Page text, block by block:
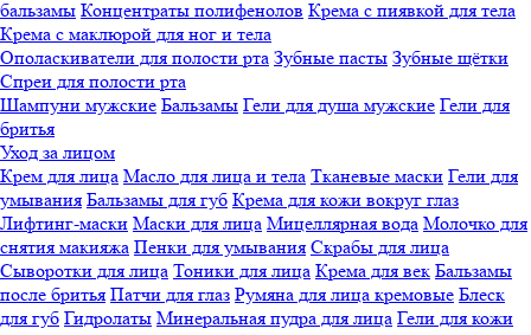
бальзамы Концентраты полифенолов Крема с пиявкой для тела
Крема с маклюрой для ног и тела
Ополаскиватели для полости рта Зубные пасты Зубные щётки
Спреи для полости рта
Шампуни мужские Бальзамы Гели для душа мужские Гели для
бритья
Уход за лицом
Крем для лица Масло для лица и тела Тканевые маски Гели для
умывания Бальзамы для губ Крема для кожи вокруг глаз
Лифтинг-маски Маски для лица Мицеллярная вода Молочко для
снятия макияжа Пенки для умывания Скрабы для лица
Сыворотки для лица Тоники для лица Крема для век Бальзамы
после бритья Патчи для глаз Румяна для лица кремовые Блеск
для губ Гидролаты Минеральная пудра для лица Гели для кожи